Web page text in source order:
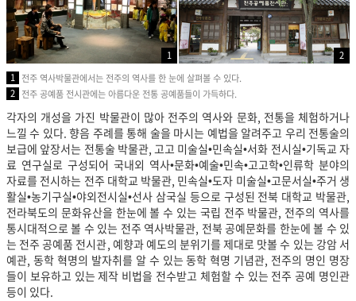
1
2
1 전주 역사박물관에서는 전주의 역사를 한 눈에 살펴볼 수 있다.
2 전주 공예품 전시관에는 아름다운 전통 공예품들이 가득하다.
각자의 개성을 가진 박물관이 많아 전주의 역사와 문화, 전통을 체험하거나
느낄 수 있다. 향음 주례를 통해 술을 마시는 예법을 알려주고 우리 전통술의
보급에 앞장서는 전통술 박물관, 고고 미술실•민속실•서화 전시실•기독교 자
료 연구실로 구성되어 국내외 역사•문화•예술•민속•고고학•인류학 분야의
자료를 전시하는 전주 대학교 박물관, 민속실•도자 미술실•고문서실•주거 생
활실•농기구실•야외전시실•선사 삼국실 등으로 구성된 전북 대학교 박물관,
전라북도의 문화유산을 한눈에 볼 수 있는 국립 전주 박물관, 전주의 역사를
통시대적으로 볼 수 있는 전주 역사박물관, 전북 공예문화를 한눈에 볼 수 있
는 전주 공예품 전시관, 예향과 예도의 분위기를 제대로 맛볼 수 있는 강암 서
예관, 동학 혁명의 발자취를 알 수 있는 동학 혁명 기념관, 전주의 명인 명장
들이 보유하고 있는 제작 비법을 전수받고 체험할 수 있는 전주 공예 명인관
등이 있다.